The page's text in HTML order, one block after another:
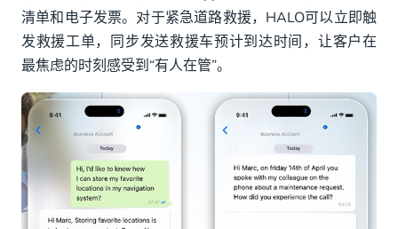
清单和电子发票。对于紧急道路救援，HALO可以立即触
发救援工单，同步发送救援车预计到达时间，让客户在
最焦虑的时刻感受到“有人在管”。